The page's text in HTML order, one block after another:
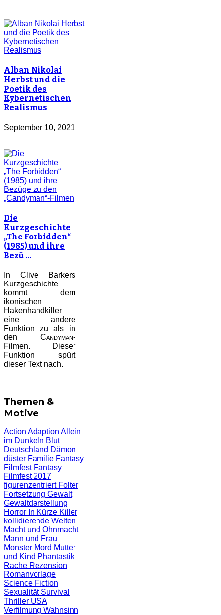
Alban Nikolai
Herbst und die
Poetik des
Kybernetischen
Realismus
September 10, 2021
Die
Kurzgeschichte
„The Forbidden“
(1985) und ihre
Bezü …
In Clive Barkers
Kurzgeschichte
kommt dem
ikonischen
Hakenhandkiller
eine andere
Funktion zu als in
denCandyman-
Filmen. Dieser
Funktion spürt
dieser Text nach.
Themen &
Motive
Action Adaption Allein
im Dunkeln Blut
Deutschland Dämon
düster Familie Fantasy
Filmfest Fantasy
Filmfest 2017
figurenzentriert Folter
Fortsetzung Gewalt
Gewaltdarstellung
Horror In Kürze Killer
kollidierende Welten
Macht und Ohnmacht
Mann und Frau
Monster Mord Mutter
und Kind Phantastik
Rache Rezension
Romanvorlage
Science Fiction
Sexualität Survival
Thriller USA
Verfilmung Wahnsinn